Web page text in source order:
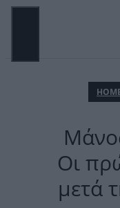
Μετάβαση
Οι
μετά